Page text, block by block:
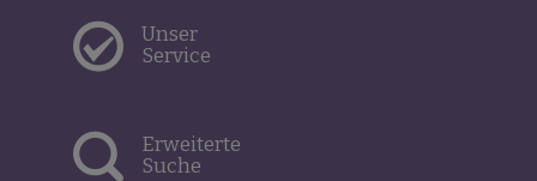
Unser
Service
Erweiterte
Suche